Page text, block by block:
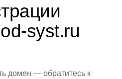
syst.ru
домен — обратитесь к